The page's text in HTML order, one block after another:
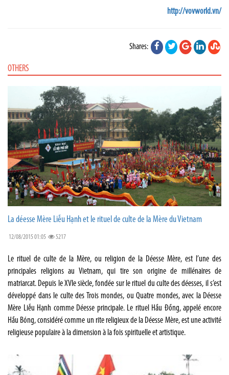
http://vovworld.vn/
Shares:
OTHERS
La déesse Mère Liễu Hạnh et le rituel de culte de la Mère du Vietnam
12/08/2015 01:05 5217
Le rituel de culte de la Mère, ou religion de la Déesse Mère, est l’une des
principales religions au Vietnam, qui tire son origine de millénaires de
matriarcat. Depuis le XVIe siècle, fondée sur le rituel du culte des déesses, il s’est
développé dans le culte des Trois mondes, ou Quatre mondes, avec la Déesse
Mère Liễu Hạnh comme Déesse principale. Le rituel Hầu Đồng, appelé encore
Hầu Bóng, considéré comme un rite religieux de la Déesse Mère, est une activité
religieuse populaire à la dimension à la fois spirituelle et artistique.